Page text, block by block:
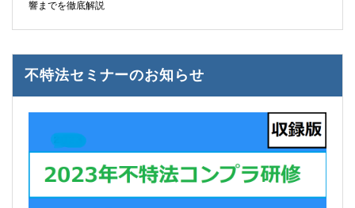
響までを徹底解説
不特法セミナーのお知らせ